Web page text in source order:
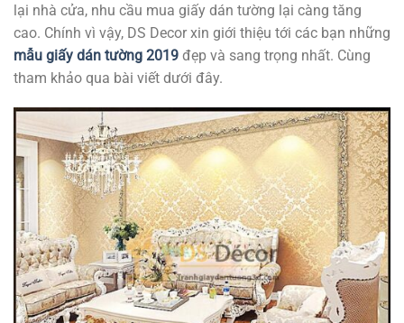
lại nhà cửa, nhu cầu mua giấy dán tường lại càng tăng
cao. Chính vì vậy, DS Decor xin giới thiệu tới các bạn những
mẫu giấy dán tường 2019 đẹp và sang trọng nhất. Cùng
tham khảo qua bài viết dưới đây.